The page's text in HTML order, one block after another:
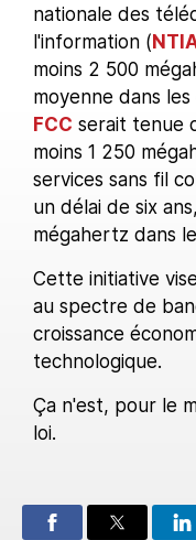
nationale des
l'information (
moins 2 500
moyenne dans
FCC serait tenue
moins 1 250
services sans fil
un délai de six
mégahertz dans
Cette initiative
au spectre de
croissance
technologique.
Ça n'est, pour le
loi.